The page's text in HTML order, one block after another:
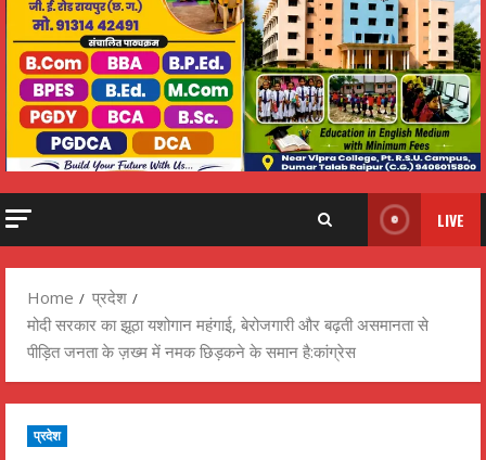
LIVE
Home
प्रदेश
मोदी सरकार का झूठा यशोगान महंगाई, बेरोजगारी और बढ़ती असमानता से
पीड़ित जनता के ज़ख्म में नमक छिड़कने के समान है:कांग्रेस
प्रदेश